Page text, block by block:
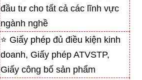
đầu tư cho tất cả các lĩnh vực
ngành nghề
⭐ Giấy phép đủ điều kiện kinh
doanh, Giấy phép ATVSTP,
Giấy công bố sản phẩm